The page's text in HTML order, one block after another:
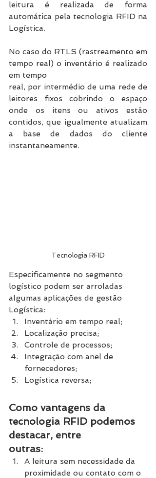
leitura é realizada de forma
automática pela tecnologia RFID na
Logística.
No caso do RTLS (rastreamento em
tempo real) o inventário é realizado
em tempo
real, por intermédio de uma rede de
leitores fixos cobrindo o espaço
onde os itens ou ativos estão
contidos, que igualmente atualizam
a base de dados do cliente
instantaneamente.
Tecnologia RFID
Especificamente no segmento
logístico podem ser arroladas
algumas aplicações de gestão
Logística:
Inventário em tempo real;
Localização precisa;
Controle de processos;
Integração com anel de
fornecedores;
Logística reversa;
Como vantagens da
tecnologia RFID podemos
destacar, entre
outras:
A leitura sem necessidade da
proximidade ou contato com o